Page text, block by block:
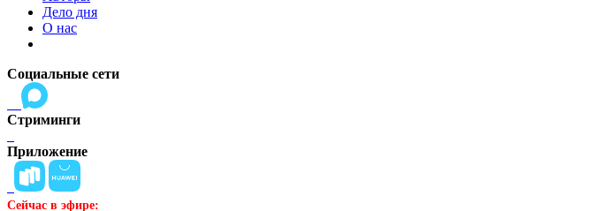
Дело дня
О нас
Социальные сети
Стриминги
Приложение
Сейчас в эфире: